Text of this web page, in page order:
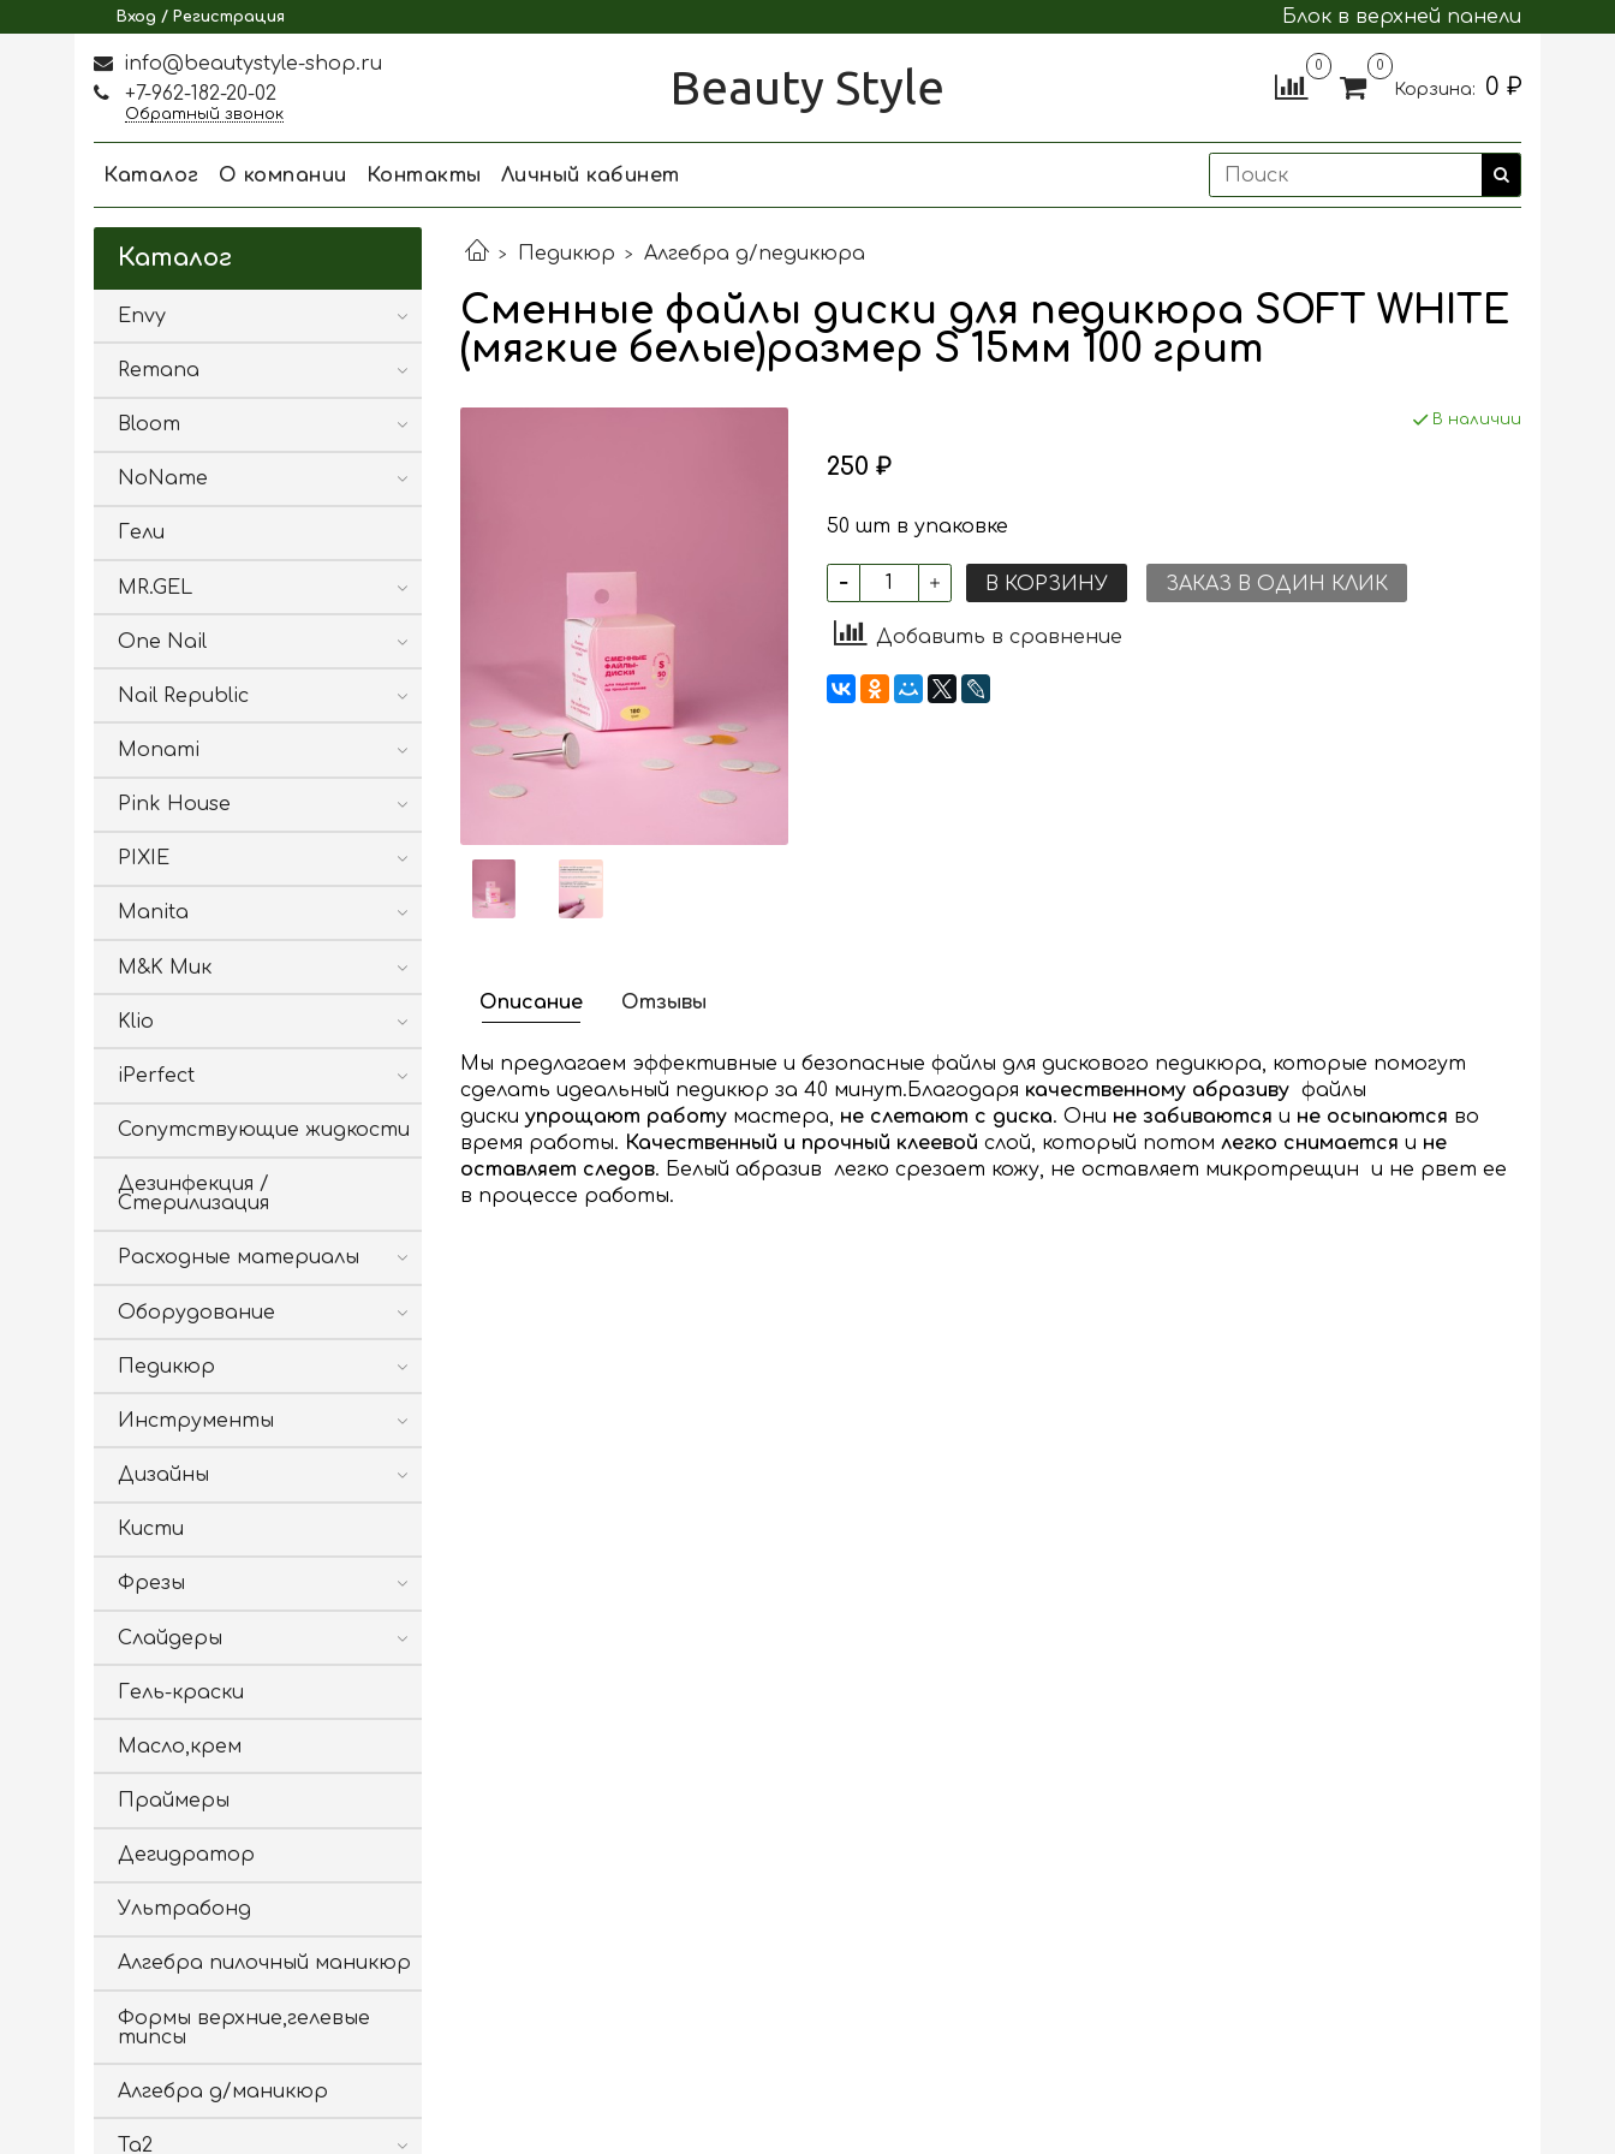
Вход / Регистрация Блок в верхней панели
info@beautystyle-shop.ru
+7-962-182-20-02
Обратный звонок Beauty Style 0 0
Корзина: 0 ₽
Каталог О компании Контакты Личный кабинет
Педикюр Алгебра д/педикюра
Сменные файлы диски для педикюра SOFT WHITE
(мягкие белые)размер S 15мм 100 грит
В наличии
250 ₽
50 шт в упаковке
В КОРЗИНУ ЗАКАЗ В ОДИН КЛИК
Добавить в сравнение
Описание
Мы предлагаем эффективные и безопасные файлы для дискового педикюра, которые помогут
сделать идеальный педикюр за 40 минут. Благодаря качественному абразиву файлы
диски упрощают работу мастера, не слетают с диска. Они не забиваются и не осыпаются во
время работы. Качественный и прочный клеевой слой, который потом легко снимается и не
оставляет следов. Белый абразив легко срезает кожу, не оставляет микротрещин и не рвет ее
в процессе работы.
Отзывы
Каталог
Envy
Remana
Bloom
NoName
Гели
MR.GEL
One Nail
Nail Republic
Monami
Pink House
PIXIE
Manita
M&K Мик
Klio
iPerfect
Сопутствующие жидкости
Дезинфекция /
Стерилизация
Расходные материалы
Оборудование
Педикюр
Инструменты
Дизайны
Кисти
Фрезы
Слайдеры
Гель-краски
Масло,крем
Праймеры
Дегидратор
Ультрабонд
Алгебра пилочный маникюр
Формы верхние,гелевые
типсы
Алгебра д/маникюр
Ta2